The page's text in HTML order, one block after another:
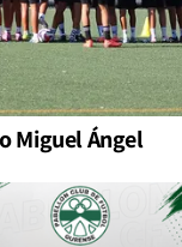
Miguel Ángel